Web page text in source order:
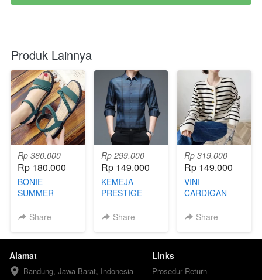
Produk Lainnya
Rp 360.000
Rp 180.000
BONIE
SUMMER
Share
Rp 299.000
Rp 149.000
KEMEJA
PRESTIGE
Share
Rp 319.000
Rp 149.000
VINI
CARDIGAN
Share
Alamat
Bandung, Jawa Barat, Indonesia
Links
Prosedur Return